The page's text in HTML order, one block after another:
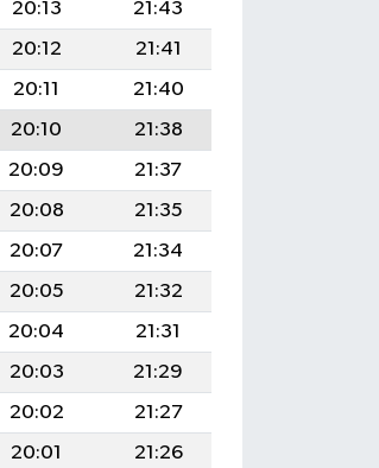
20:13
21:43
20:12
21:41
20:11
21:40
20:10
21:38
20:09
21:37
20:08
21:35
20:07
21:34
20:05
21:32
20:04
21:31
20:03
21:29
20:02
21:27
20:01
21:26